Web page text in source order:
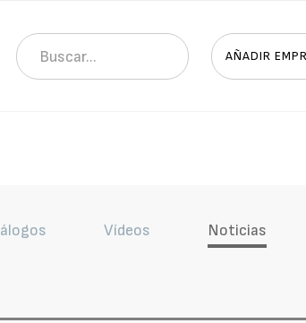
AÑADIR
Vídeos Noticias